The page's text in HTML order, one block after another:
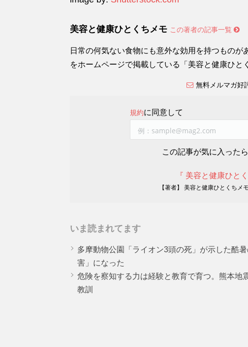
美容と健康ひとくちメモ この著者の記事一覧
日常の何気ない食物にも意外な効用を持つものが
をホームページで掲載している「美容と健康ひと
無料メルマガ好
規約に同意して
この記事が気に入った
『 美容と健康ひと
【著者】 美容と健康ひとくちメ
いま読まれてます
多摩動物公園「ライオン3頭の死」が示した酷
害」になった
危険を察知する力は経験と教育で育つ。熊本地
教訓